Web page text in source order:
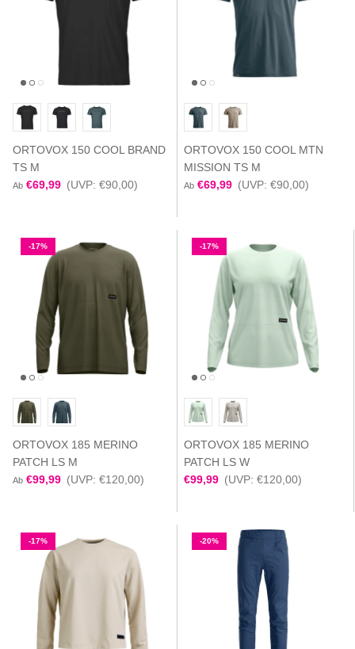
ORTOVOX 150 COOL BRAND
TS M
Ab €69,99 (UVP: €90,00)
ORTOVOX 150 COOL MTN
MISSION TS M
Ab €69,99 (UVP: €90,00)
-17%
ORTOVOX 185 MERINO
PATCH LS M
Ab €99,99 (UVP: €120,00)
-17%
ORTOVOX 185 MERINO
PATCH LS W
€99,99 (UVP: €120,00)
-17% -20%